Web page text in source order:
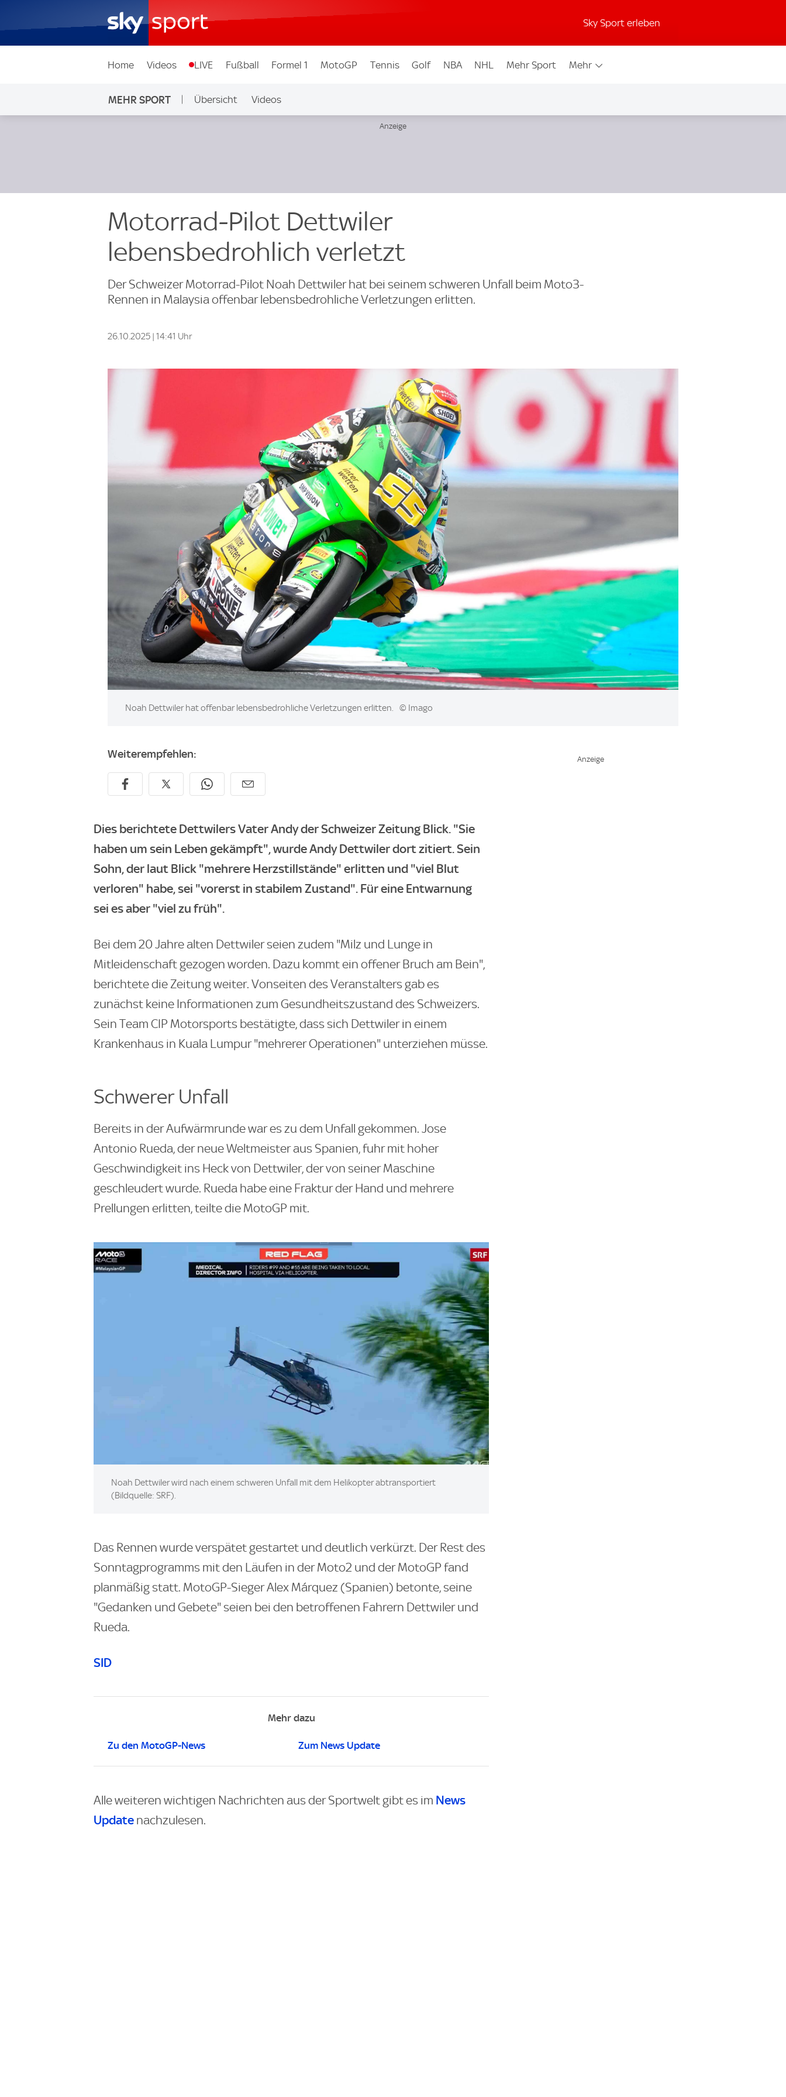
Sky Sport erleben
Home Videos LIVE Fußball Formel 1 MotoGP Tennis Golf NBA NHL Mehr Sport Mehr
MEHR SPORT Übersicht Videos
Motorrad-Pilot Dettwiler
lebensbedrohlich verletzt
Der Schweizer Motorrad-Pilot Noah Dettwiler hat bei seinem schweren Unfall beim Moto3-
Rennen in Malaysia offenbar lebensbedrohliche Verletzungen erlitten.
26.10.2025 | 14:41 Uhr
Image:
Noah Dettwiler hat offenbar lebensbedrohliche Verletzungen erlitten. © Imago
Weiterempfehlen:
Dies berichtete Dettwilers Vater Andy der Schweizer Zeitung Blick. "Sie
haben um sein Leben gekämpft", wurde Andy Dettwiler dort zitiert. Sein
Sohn, der laut Blick "mehrere Herzstillstände" erlitten und "viel Blut
verloren" habe, sei "vorerst in stabilem Zustand". Für eine Entwarnung
sei es aber "viel zu früh".
Bei dem 20 Jahre alten Dettwiler seien zudem "Milz und Lunge in
Mitleidenschaft gezogen worden. Dazu kommt ein offener Bruch am Bein",
berichtete die Zeitung weiter. Vonseiten des Veranstalters gab es
zunächst keine Informationen zum Gesundheitszustand des Schweizers.
Sein Team CIP Motorsports bestätigte, dass sich Dettwiler in einem
Krankenhaus in Kuala Lumpur "mehrerer Operationen" unterziehen müsse.
Schwerer Unfall
Bereits in der Aufwärmrunde war es zu dem Unfall gekommen. Jose
Antonio Rueda, der neue Weltmeister aus Spanien, fuhr mit hoher
Geschwindigkeit ins Heck von Dettwiler, der von seiner Maschine
geschleudert wurde. Rueda habe eine Fraktur der Hand und mehrere
Prellungen erlitten, teilte die MotoGP mit.
Image:
Noah Dettwiler wird nach einem schweren Unfall mit dem Helikopter abtransportiert
(Bildquelle: SRF).
Das Rennen wurde verspätet gestartet und deutlich verkürzt. Der Rest des
Sonntagprogramms mit den Läufen in der Moto2 und der MotoGP fand
planmäßig statt. MotoGP-Sieger Alex Márquez (Spanien) betonte, seine
"Gedanken und Gebete" seien bei den betroffenen Fahrern Dettwiler und
Rueda.
SID
Mehr dazu
Zu den MotoGP-News Zum News Update
Alle weiteren wichtigen Nachrichten aus der Sportwelt gibt es im News
Update nachzulesen.